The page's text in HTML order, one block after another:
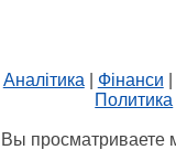
Аналітика Фінанси
Политика
Вы просматриваете